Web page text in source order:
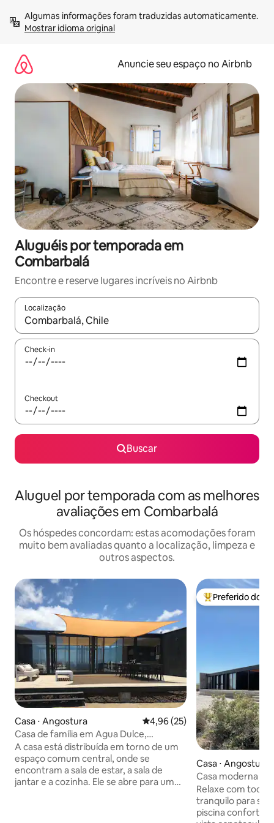
para
Mostrar idioma original
Anuncie seu espaço no Airbnb
Aluguéis por temporada em
Combarbalá
Encontre e reserve lugares incríveis no Airbnb
Localização
Quando os resultados estiverem disponíveis, explore-os
Check-in
Checkout
Buscar
Aluguel por temporada com as melhores
avaliações em Combarbalá
Os hóspedes concordam: estas acomodações foram
muito bem avaliadas quanto a localização, limpeza e
outros aspectos.
Casa ⋅ Angostura 4,96 de uma avaliação média
4,96 (25)
Casa de família em Agua Dulce,
Huentelaquén
A casa está distribuída em torno de um
espaço comum central, onde se
encontram a sala de estar, a sala de
jantar e a cozinha. Ele se abre para um
Entre os
Preferido dos
Casa ⋅ Angostura
Casa moderna
piscina
Relaxe com toda
tranquilo para se
piscina